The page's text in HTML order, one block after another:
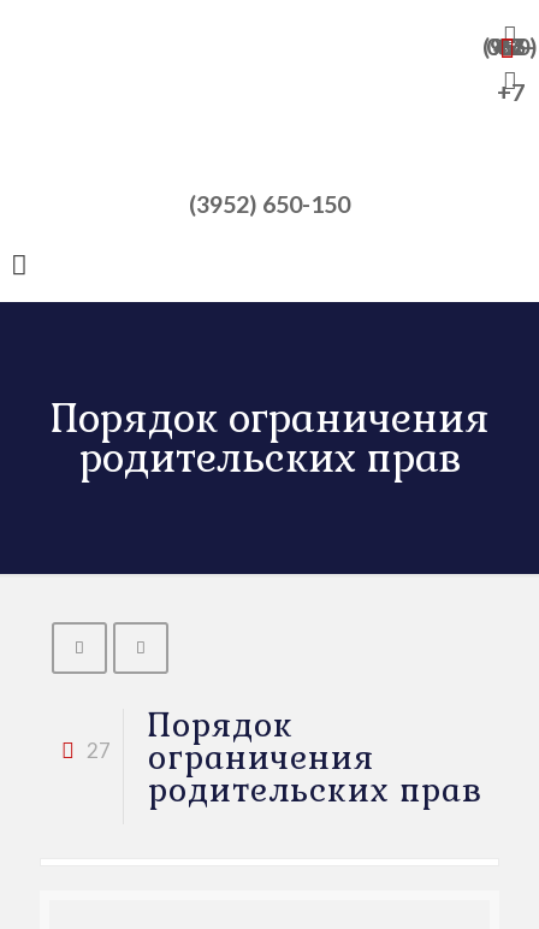
+7 (950) 065-47-82
+7
(3952) 650-150
Порядок ограничения
родительских прав
27
Порядок
ограничения
родительских прав